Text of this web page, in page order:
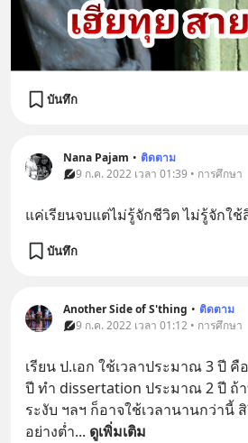
บันทึก
Nana Pajam • ติดตาม
9 ก.ค. 2022 เวลา 01:39 • การศึกษา
แค่เรียนจบแต่ไม่รู้จักชีวิต​ ไม่รู้จักใช้
บันทึก
Another Side of S'thing • ติดตาม
9 ก.ค. 2022 เวลา 01:12 • การศึกษา
เรียน ป.เอก ใช้เวลาประมาณ 3 ปี คื
ปี ทำ dissertation ประมาณ 2 ปี ถ้
ระงับ ฯลฯ ก็อาจใช้เวลานานกว่านี้
อย่างต่ำ... ดูเพิ่มเติม